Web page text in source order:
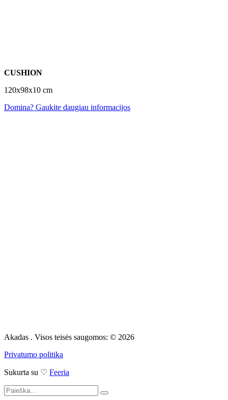
CUSHION
120x98x10 cm
Domina? Gaukite daugiau informacijos
Akadas . Visos teisės saugomos: © 2026
Privatumo politika
Sukurta su ♡ Feeria